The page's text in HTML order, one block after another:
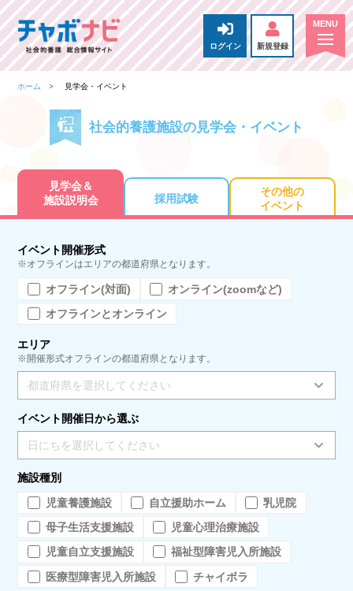
ログイン 新規登録
ホーム 見学会・イベント
社会的養護施設の見学会・イベント
見学会＆
施設説明会
採用試験
その他の
イベント
イベント開催形式
※オフラインはエリアの都道府県となります。
オフライン(対面)
オンライン(zoomなど)
オフラインとオンライン
エリア
※開催形式オフラインの都道府県となります。
都道府県を選択してください
イベント開催日から選ぶ
日にちを選択してください
施設種別
児童養護施設
自立援助ホーム
乳児院
母子生活支援施設
児童心理治療施設
児童自立支援施設
福祉型障害児入所施設
医療型障害児入所施設
チャイボラ